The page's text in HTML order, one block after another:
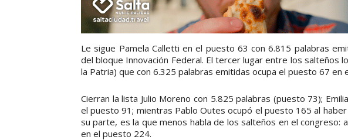
Le sigue Pamela Calletti en el puesto 63 con 6.815 palabras
del bloque Innovación Federal. El tercer lugar entre los salteños
la Patria) que con 6.325 palabras emitidas ocupa el puesto 67 en
Cierran la lista Julio Moreno con 5.825 palabras (puesto 73);
el puesto 91; mientras Pablo Outes ocupó el puesto 165 al
su parte, es la que menos habla de los salteños en el congreso:
en el puesto 224.